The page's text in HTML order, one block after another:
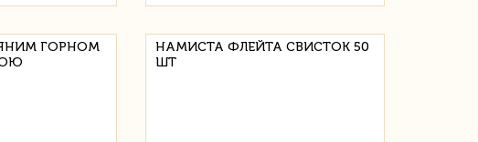
ГОРНОМ
НАМИСТА ФЛЕЙТА СВИСТОК 50
ШТ